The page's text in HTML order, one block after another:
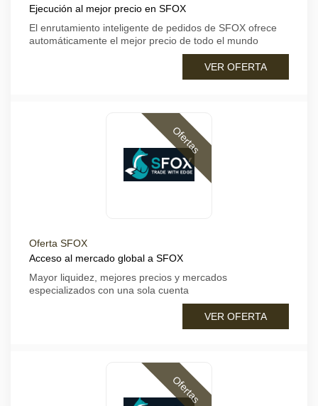
Ejecución al mejor precio en SFOX
El enrutamiento inteligente de pedidos de SFOX ofrece
automáticamente el mejor precio de todo el mundo
VER OFERTA
Ofertas
Oferta SFOX
Acceso al mercado global a SFOX
Mayor liquidez, mejores precios y mercados
especializados con una sola cuenta
VER OFERTA
Ofertas